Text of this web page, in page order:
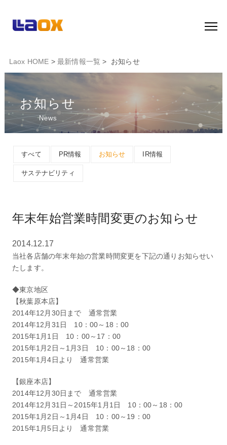
Laox HOME > 最新情報一覧 > お知らせ
お知らせ
News
すべて PR情報 お知らせ IR情報
サステナビリティ
年末年始営業時間変更のお知らせ
2014.12.17
当社各店舗の年末年始の営業時間変更を下記の通りお知らせい
たします。
◆東京地区
【秋葉原本店】
2014年12月30日まで 通常営業
2014年12月31日 10：00～18：00
2015年1月1日 10：00～17：00
2015年1月2日～1月3日 10：00～18：00
2015年1月4日より 通常営業
【銀座本店】
2014年12月30日まで 通常営業
2014年12月31日～2015年1月1日 10：00～18：00
2015年1月2日～1月4日 10：00～19：00
2015年1月5日より 通常営業